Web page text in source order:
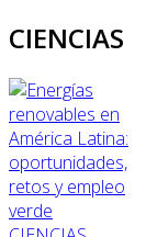
CIENCIAS